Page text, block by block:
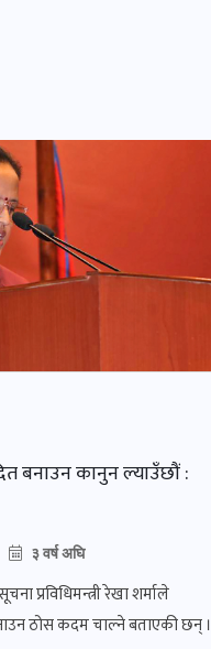
बनाउन कानुन ल्याउँछौं :
३ वर्ष अघि
प्रविधिमन्त्री रेखा शर्माले
ठोस कदम चाल्ने बताएकी छन् ।